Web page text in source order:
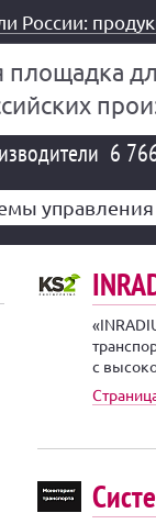
России:
6
с